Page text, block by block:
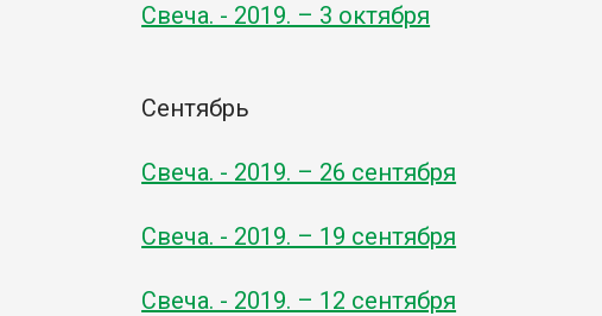
Свеча. - 2019. – 3 октября
Сентябрь
Свеча. - 2019. – 26 сентября
Свеча. - 2019. – 19 сентября
Свеча. - 2019. – 12 сентября